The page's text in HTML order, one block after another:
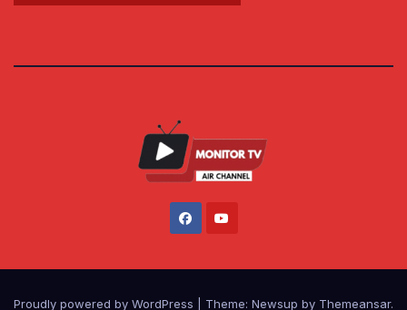
Proudly powered by WordPress Theme: Newsup by Themeansar.